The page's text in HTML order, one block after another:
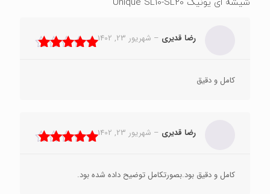
شیشه ای یونیک Unique SL10-SL20
رضا قدیری – شهریور 23, 1402
کامل و دقیق
رضا قدیری – شهریور 23, 1402
کامل و دقیق بود.بصورتکامل توضیح داده شده بود.